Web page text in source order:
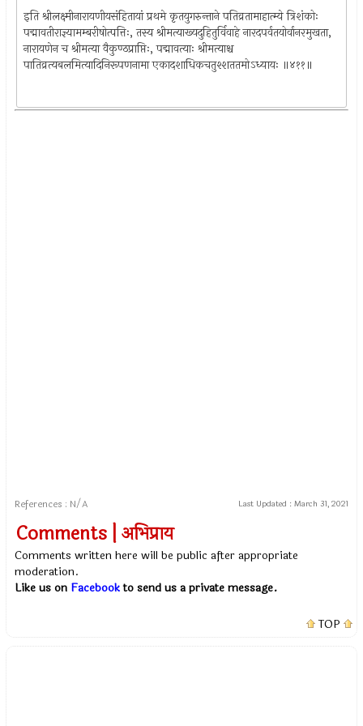
इति श्रीलक्ष्मीनारायणीयसंहितायां प्रथमे कृतयुगरुन्ताने पतिव्रतामाहात्म्ये त्रिशंकोः
पद्मावतीराज्ञ्यामम्बरीषोत्पत्तिः, तस्य श्रीमत्याख्यदुहितुर्विवाहे नारदपर्वतयोर्वानरमुखता,
नारायणेन च श्रीमत्या वैकुण्ठप्राप्तिः, पद्मावत्याः श्रीमत्याश्च
पातिव्रत्यबलमित्यादिनिरूपणनामा एकादशाधिकचतुश्शततमोऽध्यायः ॥४११॥
References : N/A Last Updated : March 31, 2021
Comments | अभिप्राय
Comments written here will be public after appropriate
moderation.
Like us on Facebookto send us a private message.
TOP